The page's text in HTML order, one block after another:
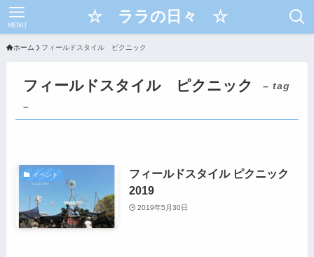
☆ ララの日々 ☆
MENU
ホーム フィールドスタイル ピクニック
フィールドスタイル ピクニック
– tag
–
イベント
フィールドスタイル ピクニック
2019
2019年5月30日